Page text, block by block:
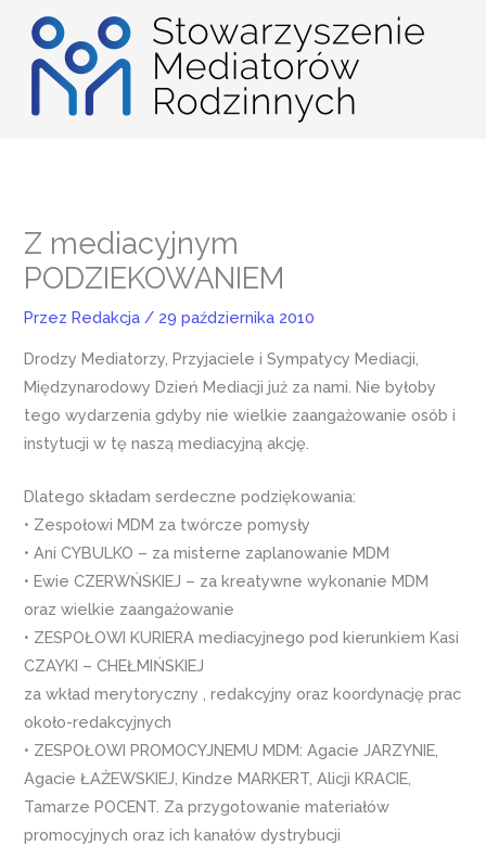
Przejdź
treści
Z mediacyjnym
PODZIEKOWANIEM
PrzezRedakcja / 29 października 2010
Drodzy Mediatorzy, Przyjaciele i Sympatycy Mediacji,
Międzynarodowy Dzień Mediacji już za nami. Nie byłoby
tego wydarzenia gdyby nie wielkie zaangażowanie osób i
instytucji w tę naszą mediacyjną akcję.
Dlatego składam serdeczne podziękowania:
• Zespołowi MDM za twórcze pomysły
• Ani CYBULKO – za misterne zaplanowanie MDM
• Ewie CZERWŃSKIEJ – za kreatywne wykonanie MDM
oraz wielkie zaangażowanie
• ZESPOŁOWI KURIERA mediacyjnego pod kierunkiem Kasi
CZAYKI – CHEŁMIŃSKIEJ
za wkład merytoryczny , redakcyjny oraz koordynację prac
około-redakcyjnych
• ZESPOŁOWI PROMOCYJNEMU MDM: Agacie JARZYNIE,
Agacie ŁAŻEWSKIEJ, Kindze MARKERT, Alicji KRACIE,
Tamarze POCENT. Za przygotowanie materiałów
promocyjnych oraz ich kanałów dystrybucji